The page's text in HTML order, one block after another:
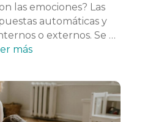
las emociones? Las
automáticas y
o externos. Se …
más